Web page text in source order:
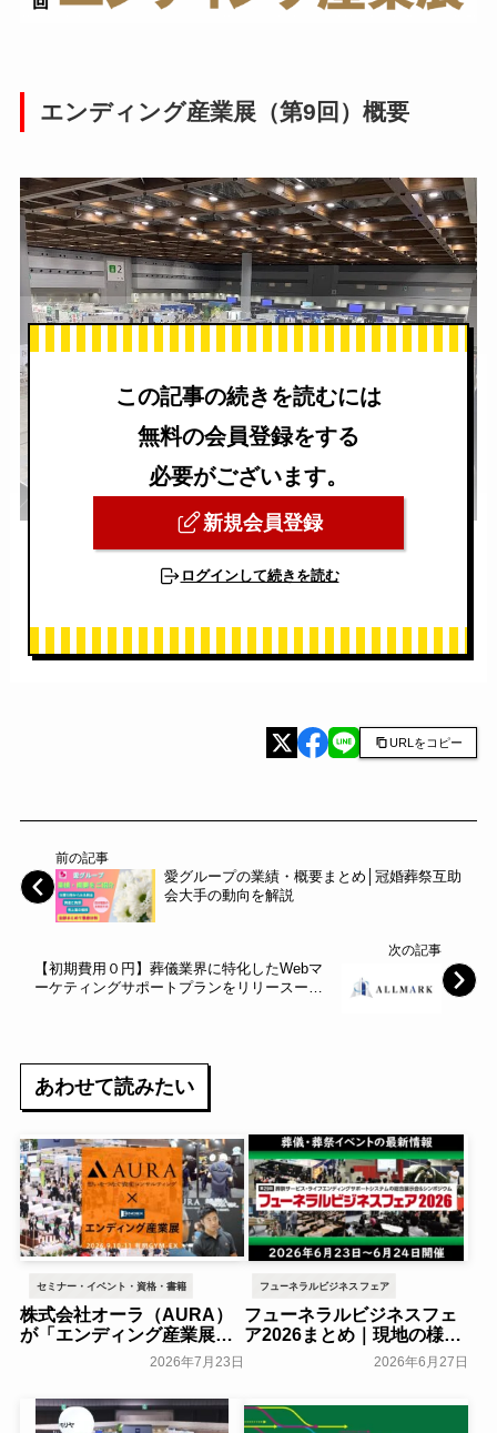
エンディング産業展（第9回）概要
この記事の続きを読むには
無料の会員登録をする
必要がございます。
新規会員登録
ログインして続きを読む
URLをコピー
前の記事
愛グループの業績・概要まとめ│冠婚葬祭互助
会大手の動向を解説
次の記事
【初期費用０円】葬儀業界に特化したWebマ
ーケティングサポートプランをリリースー成
あわせて読みたい
セミナー・イベント・資格・書籍
株式会社オーラ（AURA）
が「エンディング産業展
2026」の冠スポンサーに決
定～エンディング産業展実
行委員会～
2026年7月23日
フューネラルビジネスフェア
フューネラルビジネスフェ
ア2026まとめ｜現地の様子
や来場者数などを紹介2026年6月27日